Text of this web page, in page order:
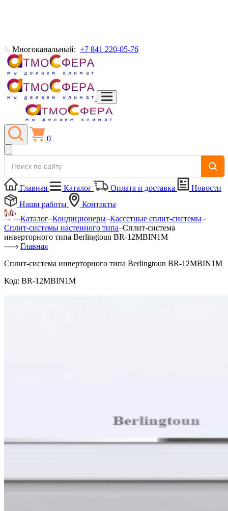
Многоканальный: +7 841 220-05-76
0
Главная Каталог Оплата и доставка
Новости
Наши работы
Контакты
Каталог Кондиционеры Кассетные сплит-системы
Сплит-системы настенного типа Сплит-система
инверторного типа Berlingtoun BR-12MBIN1M
Главная
Сплит-система инверторного типа Berlingtoun BR-12MBIN1M
Код: BR-12MBIN1M